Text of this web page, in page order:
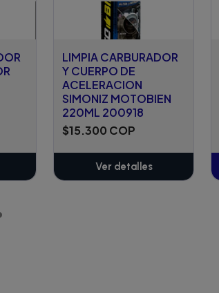
LIMPIA CARBURADOR
Y CUERPO DE
ACELERACION
SIMONIZ MOTOBIEN
220ML 200918
$15.300 COP
Ver detalles